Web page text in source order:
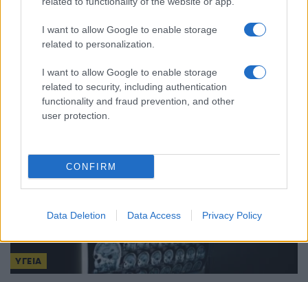
I want to allow Google to enable storage
related to personalization.
I want to allow Google to enable storage
related to security, including authentication
functionality and fraud prevention, and other
user protection.
CONFIRM
Data Deletion Data Access Privacy Policy
Υγεία: Πέντε συχνά συνταγογραφούμενα
φάρμακα που δυσκολεύουν την αντιμετώπιση του
καύσωνα
9/07/2026 - 11:20μμ
ΥΓΕΙΑ